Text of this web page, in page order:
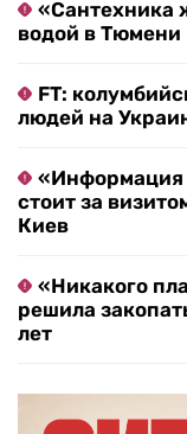
«Сантехника
водой в Тюмени
FT:
людей на
«Информация
стоит за
Киев
«Никакого
решила
лет